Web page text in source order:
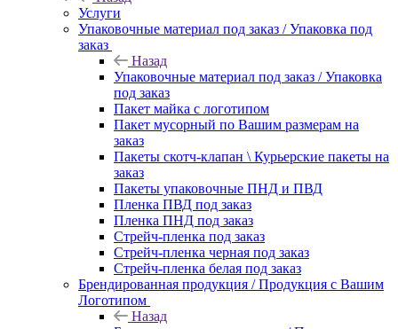
Услуги
Упаковочные материал под заказ / Упаковка под
заказ
Назад
Упаковочные материал под заказ / Упаковка
под заказ
Пакет майка с логотипом
Пакет мусорный по Вашим размерам на
заказ
Пакеты скотч-клапан \ Курьерские пакеты на
заказ
Пакеты упаковочные ПНД и ПВД
Пленка ПВД под заказ
Пленка ПНД под заказ
Стрейч-пленка под заказ
Стрейч-пленка черная под заказ
Стрейч-пленка белая под заказ
Брендированная продукция / Продукция с Вашим
Логотипом
Назад